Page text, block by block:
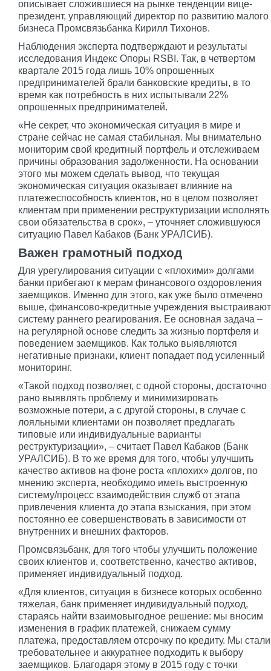
описывает сложившиеся на рынке тенденции вице-
президент, управляющий директор по развитию малого
бизнеса Промсвязьбанка Кирилл Тихонов.
Наблюдения эксперта подтверждают и результаты
исследования Индекс Опоры RSBI. Так, в четвертом
квартале 2015 года лишь 10% опрошенных
предпринимателей брали банковские кредиты, в то
время как потребность в них испытывали 22%
опрошенных предпринимателей.
«Не секрет, что экономическая ситуация в мире и
стране сейчас не самая стабильная. Мы внимательно
мониторим свой кредитный портфель и отслеживаем
причины образования задолженности. На основании
этого мы можем сделать вывод, что текущая
экономическая ситуация оказывает влияние на
платежеспособность клиентов, но в целом позволяет
клиентам при применении реструктуризации исполнять
свои обязательства в срок», – уточняет сложившуюся
ситуацию Павел Кабаков (Банк УРАЛСИБ).
Важен грамотный подход
Для урегулирования ситуации с «плохими» долгами
банки прибегают к мерам финансового оздоровления
заемщиков. Именно для этого, как уже было отмечено
выше, финансово-кредитные учреждения выстраивают
систему раннего реагирования. Ее основная задача –
на регулярной основе следить за жизнью портфеля и
поведением заемщиков. Как только выявляются
негативные признаки, клиент попадает под усиленный
мониторинг.
«Такой подход позволяет, с одной стороны, достаточно
рано выявлять проблему и минимизировать
возможные потери, а с другой стороны, в случае с
лояльными клиентами он позволяет предлагать
типовые или индивидуальные варианты
реструктуризации», – считает Павел Кабаков (Банк
УРАЛСИБ). В то же время для того, чтобы улучшить
качество активов на фоне роста «плохих» долгов, по
мнению эксперта, необходимо иметь выстроенную
систему/процесс взаимодействия служб от этапа
привлечения клиента до этапа взыскания, при этом
постоянно ее совершенствовать в зависимости от
внутренних и внешних факторов.
Промсвязьбанк, для того чтобы улучшить положение
своих клиентов и, соответственно, качество активов,
применяет индивидуальный подход.
«Для клиентов, ситуация в бизнесе которых особенно
тяжелая, банк применяет индивидуальный подход,
стараясь найти взаимовыгодное решение: мы вносим
изменения в график платежей, снижаем сумму
платежа, предоставляем отсрочку по кредиту. Мы стали
требовательнее и аккуратнее подходить к выбору
заемщиков. Благодаря этому в 2015 году с точки